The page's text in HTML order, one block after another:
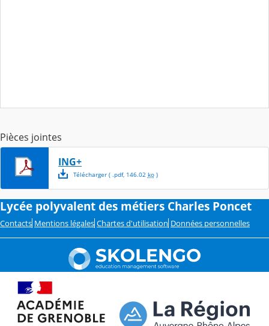
Pièces jointes
ING+
Télécharger( .pdf, 146.02 ko)
Lycée polyvalent des métiers Charles Poncet
Contacts Mentions légales Chartes d'utilisation Données personnelles